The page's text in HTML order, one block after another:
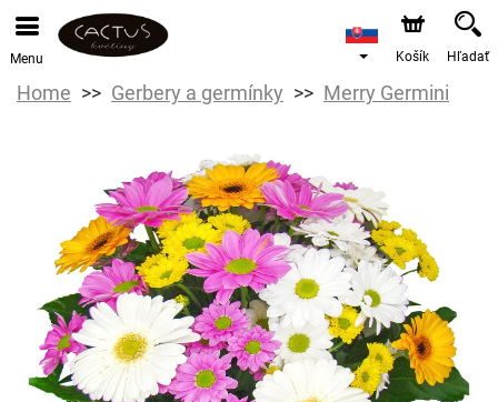
Menu Košík Hľadať
Home Gerbery a germínky Merry Germini